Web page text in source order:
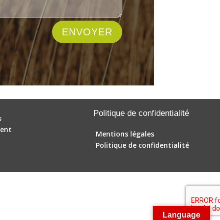
ENVOYER
Politique de confidentialité
Mentions légales
Politique de confidentialité
Language